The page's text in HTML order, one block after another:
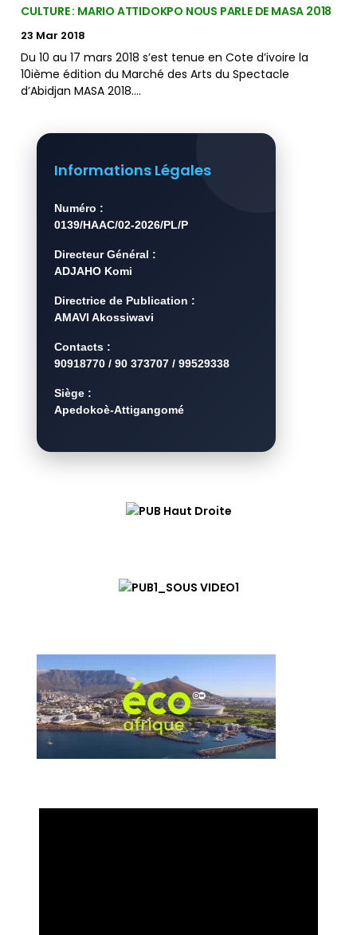
CULTURE : MARIO ATTIDOKPO NOUS PARLE DE MASA 2018
23 Mar 2018
Du 10 au 17 mars 2018 s’est tenue en Cote d’ivoire la
10ième édition du Marché des Arts du Spectacle
d’Abidjan MASA 2018.…
Informations Légales
Numéro :
0139/HAAC/02-2026/PL/P
Directeur Général :
ADJAHO Komi
Directrice de Publication :
AMAVI Akossiwavi
Contacts :
90918770 / 90 373707 / 99529338
Siège :
Apedokoè-Attigangomé